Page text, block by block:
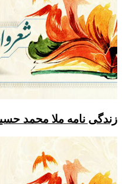
زندگی نامه ملا محمد